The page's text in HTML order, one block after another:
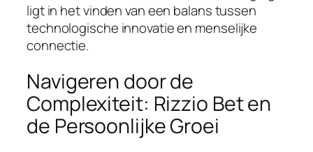
ligt in het vinden van een balans tussen
technologische innovatie en menselijke
connectie.
Navigeren door de
Complexiteit: Rizzio Bet en
de Persoonlijke Groei